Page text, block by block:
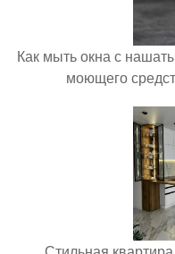
Как мыть окна с
моющего